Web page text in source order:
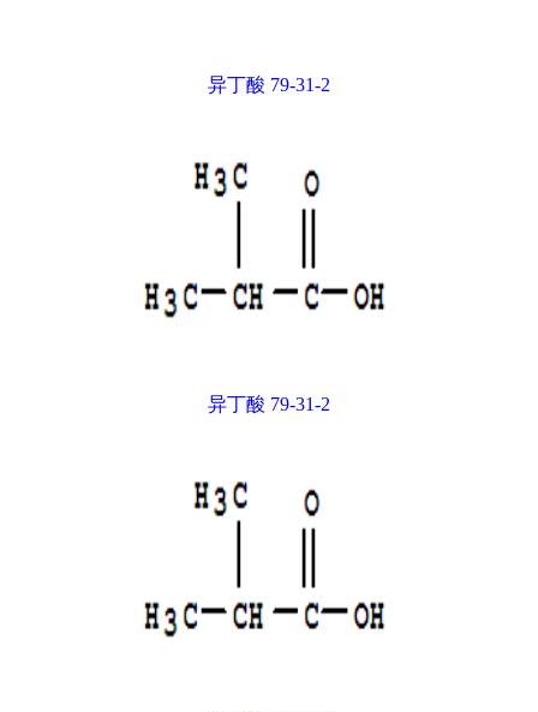
异丁酸 79-31-2
异丁酸 79-31-2